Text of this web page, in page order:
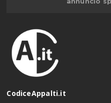
CodiceAppalti.it